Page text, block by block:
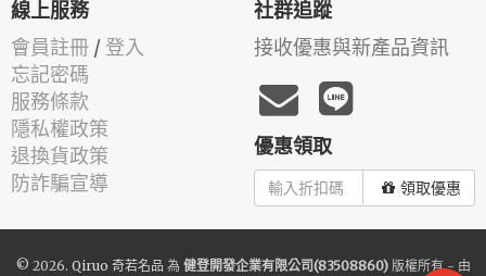
線上服務
會員註冊 / 登入
忘記密碼
服務條款
隱私權政策
退換貨政策
防詐騙宣導
社群追蹤
接收優惠與新產品資訊
優惠領取
領取優惠
© 2026. Qiruo 奇若名品 為 健登開發企業有限公司(83508860)版權所有 - 由